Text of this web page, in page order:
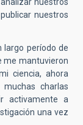
nuestros
largo período de
me mantuvieron
ciencia, ahora
charlas
activamente a
una vez